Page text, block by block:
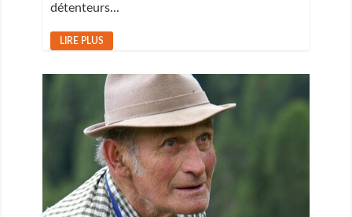
détenteurs...
LIRE PLUS